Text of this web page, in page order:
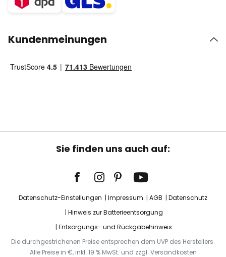
Kundenmeinungen
Sie finden uns auch auf:
Datenschutz-Einstellungen Impressum AGB
Datenschutz
Hinweis zur Batterieentsorgung
Entsorgungs- und Rückgabehinweis
Die durchgestrichenen Preise entsprechen dem UVP des Herstellers.
Alle Preise in €, inkl. 19 % MwSt. und zzgl. Versandkosten